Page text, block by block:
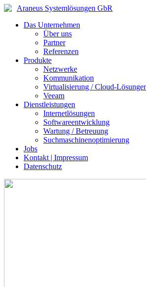
Araneus Systemlösungen GbR
Das Unternehmen
Über uns
Partner
Referenzen
Produkte
Netzwerke
Kommunikation
Virtualisierung / Cloud-
Veeam
Dienstleistungen
Internetlösungen
Softwareentwicklung
Wartung / Betreuung
Suchmaschinenoptimierung
Jobs
Kontakt | Impressum
Datenschutz